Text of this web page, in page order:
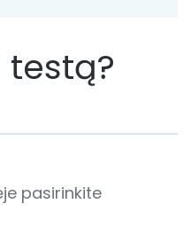
testą?
pasirinkite